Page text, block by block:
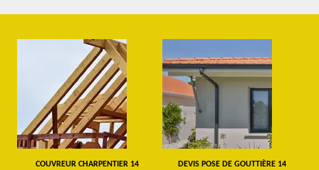
COUVREUR CHARPENTIER 14 DEVIS POSE DE GOUTTIÈRE 14